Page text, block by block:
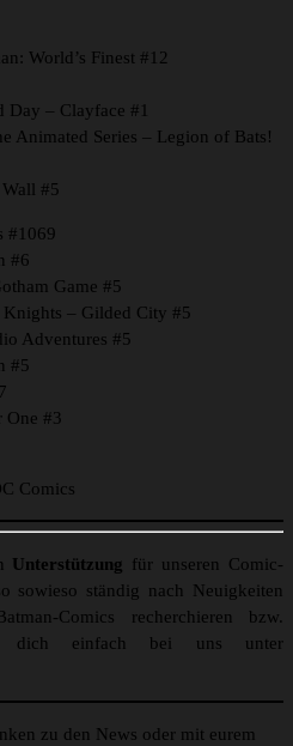
World’s Finest #12
Day – Clayface #1
Animated Series – Legion of Bats!
#5
#1069
#6
Game #5
– Gilded City #5
Adventures #5
#5
One #3
Comics
Unterstützung
für unseren Comic-
sowieso ständig nach Neuigkeiten
Comics recherchieren bzw.
dich einfach bei uns unter
zu den News oder mit eurem